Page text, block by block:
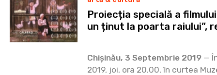
Proiecția specială a
un ținut la poarta raiului”,
Chișinău, 3 Septembrie 2019 —
2019, joi, ora 20.00, în curtea